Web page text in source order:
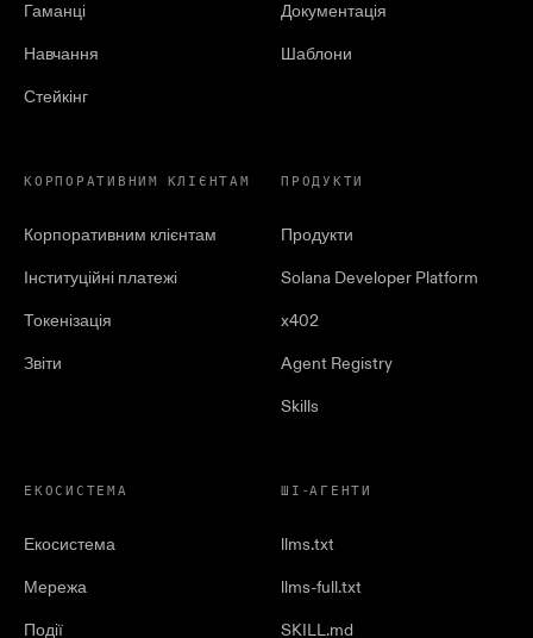
Гаманці
Навчання
Стейкінг
Документація
Шаблони
КОРПОРАТИВНИМ КЛІЄНТАМ
Корпоративним клієнтам
Інституційні платежі
Токенізація
Звіти
ПРОДУКТИ
Продукти
Solana Developer Platform
x402
Agent Registry
Skills
ЕКОСИСТЕМА
Екосистема
Мережа
Події
ШІ-АГЕНТИ
llms.txt
llms-full.txt
SKILL.md